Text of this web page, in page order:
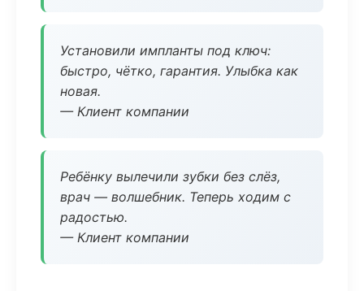
Установили импланты под ключ:
быстро, чётко, гарантия. Улыбка как
новая.
— Клиент компании
Ребёнку вылечили зубки без слёз,
врач — волшебник. Теперь ходим с
радостью.
— Клиент компании